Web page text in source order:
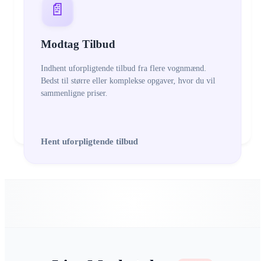
📄
Modtag Tilbud
Indhent uforpligtende tilbud fra flere vognmænd.
Bedst til større eller komplekse opgaver, hvor du vil
sammenligne priser.
Hent uforpligtende tilbud